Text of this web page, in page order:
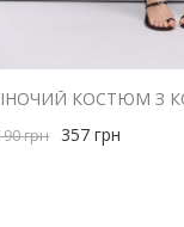
грн 357 грн